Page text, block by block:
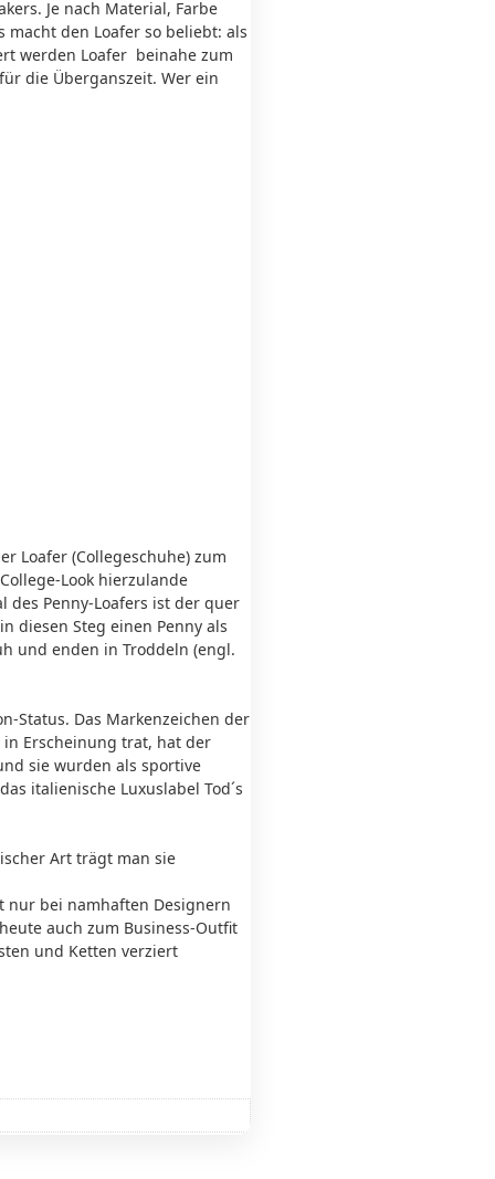
Je nach Material, Farbe
den Loafer so beliebt: als
werden Loafer beinahe zum
die Überganszeit. Wer ein
Loafer (Collegeschuhe) zum
Look hierzulande
des Penny-Loafers ist der quer
diesen Steg einen Penny als
und enden in Troddeln (engl.
Status. Das Markenzeichen der
in Erscheinung trat, hat der
sie wurden als sportive
italienische Luxuslabel Tod´s
Art trägt man sie
nur bei namhaften Designern
auch zum Business-Outfit
und Ketten verziert